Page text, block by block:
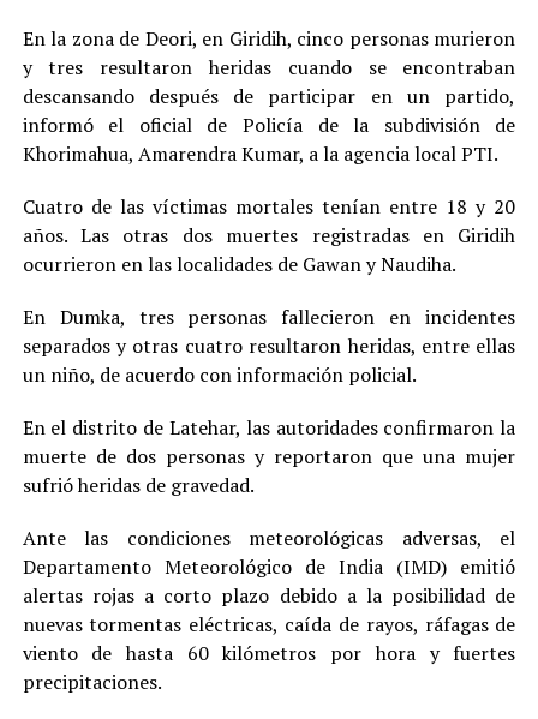
En la zona de Deori, en Giridih, cinco personas murieron
y tres resultaron heridas cuando se encontraban
descansando después de participar en un partido,
informó el oficial de Policía de la subdivisión de
Khorimahua, Amarendra Kumar, a la agencia local PTI.
Cuatro de las víctimas mortales tenían entre 18 y 20
años. Las otras dos muertes registradas en Giridih
ocurrieron en las localidades de Gawan y Naudiha.
En Dumka, tres personas fallecieron en incidentes
separados y otras cuatro resultaron heridas, entre ellas
un niño, de acuerdo con información policial.
En el distrito de Latehar, las autoridades confirmaron la
muerte de dos personas y reportaron que una mujer
sufrió heridas de gravedad.
Ante las condiciones meteorológicas adversas, el
Departamento Meteorológico de India (IMD) emitió
alertas rojas a corto plazo debido a la posibilidad de
nuevas tormentas eléctricas, caída de rayos, ráfagas de
viento de hasta 60 kilómetros por hora y fuertes
precipitaciones.